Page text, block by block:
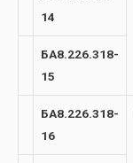
14
БА8.226.318-
15
БА8.226.318-
16